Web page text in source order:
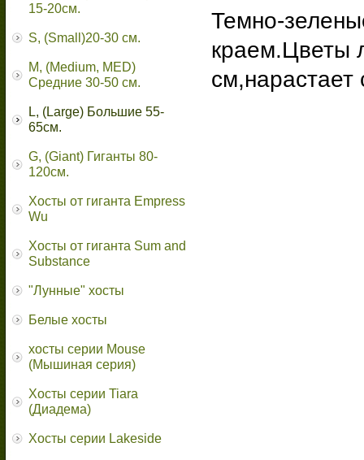
15-20см.
S, (Small)20-30 см.
M, (Medium, MED)
Средние 30-50 см.
L, (Large) Большие 55-
65cм.
G, (Giant) Гиганты 80-
120см.
Хосты от гиганта Empress
Wu
Хосты от гиганта Sum and
Substance
"Лунные" хосты
Белые хосты
хосты серии Mouse
(Мышиная серия)
Хосты серии Tiara
(Диадема)
Хосты серии Lakeside
Темно-
краем.Цветы
см,нарастает